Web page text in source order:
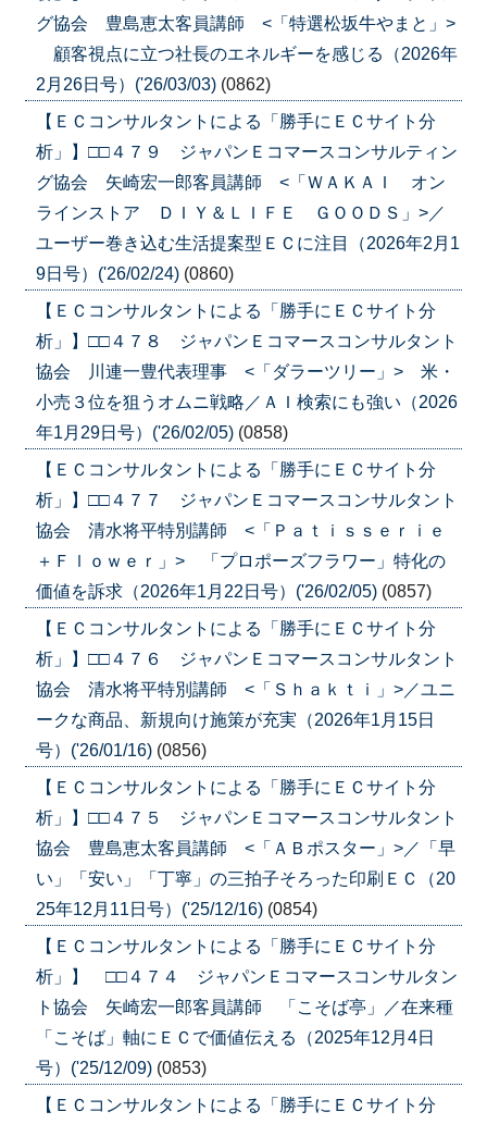
グ協会 豊島恵太客員講師 <「特選松坂牛やまと」>
顧客視点に立つ社長のエネルギーを感じる（2026年
2月26日号）('26/03/03) (0862)
【ＥＣコンサルタントによる「勝手にＥＣサイト分
析」】□□４７９ ジャパンＥコマースコンサルティン
グ協会 矢崎宏一郎客員講師 <「ＷＡＫＡＩ オン
ラインストア ＤＩＹ＆ＬＩＦＥ ＧＯＯＤＳ」>／
ユーザー巻き込む生活提案型ＥＣに注目（2026年2月1
9日号）('26/02/24) (0860)
【ＥＣコンサルタントによる「勝手にＥＣサイト分
析」】□□４７８ ジャパンＥコマースコンサルタント
協会 川連一豊代表理事 <「ダラーツリー」> 米・
小売３位を狙うオムニ戦略／ＡＩ検索にも強い（2026
年1月29日号）('26/02/05) (0858)
【ＥＣコンサルタントによる「勝手にＥＣサイト分
析」】□□４７７ ジャパンＥコマースコンサルタント
協会 清水将平特別講師 <「Ｐａｔｉｓｓｅｒｉｅ
＋Ｆｌｏｗｅｒ」> 「プロポーズフラワー」特化の
価値を訴求（2026年1月22日号）('26/02/05) (0857)
【ＥＣコンサルタントによる「勝手にＥＣサイト分
析」】□□４７６ ジャパンＥコマースコンサルタント
協会 清水将平特別講師 <「Ｓｈａｋｔｉ」>／ユニ
ークな商品、新規向け施策が充実（2026年1月15日
号）('26/01/16) (0856)
【ＥＣコンサルタントによる「勝手にＥＣサイト分
析」】□□４７５ ジャパンＥコマースコンサルタント
協会 豊島恵太客員講師 <「ＡＢポスター」>／「早
い」「安い」「丁寧」の三拍子そろった印刷ＥＣ（20
25年12月11日号）('25/12/16) (0854)
【ＥＣコンサルタントによる「勝手にＥＣサイト分
析」】 □□４７４ ジャパンＥコマースコンサルタン
ト協会 矢崎宏一郎客員講師 「こそば亭」／在来種
「こそば」軸にＥＣで価値伝える（2025年12月4日
号）('25/12/09) (0853)
【ＥＣコンサルタントによる「勝手にＥＣサイト分